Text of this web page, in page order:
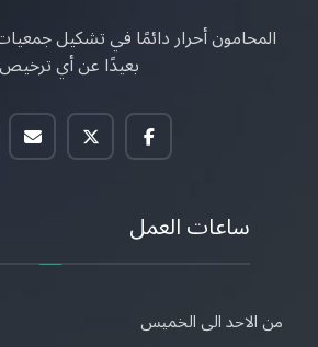
المحامون أحرار دائمًا في تشكيل
بعيدًا عن أي
ساعات العمل
من الاحد الى الخميس